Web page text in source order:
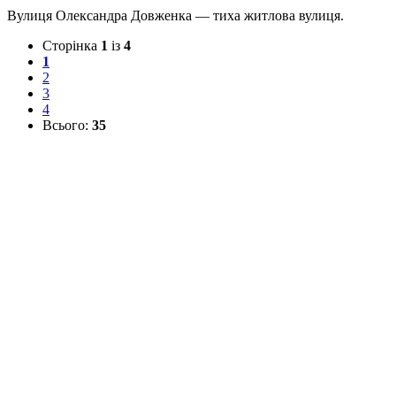
Вулиця Олександра Довженка — тиха житлова вулиця.
Сторінка 1 із 4
1
2
3
4
Всього: 35